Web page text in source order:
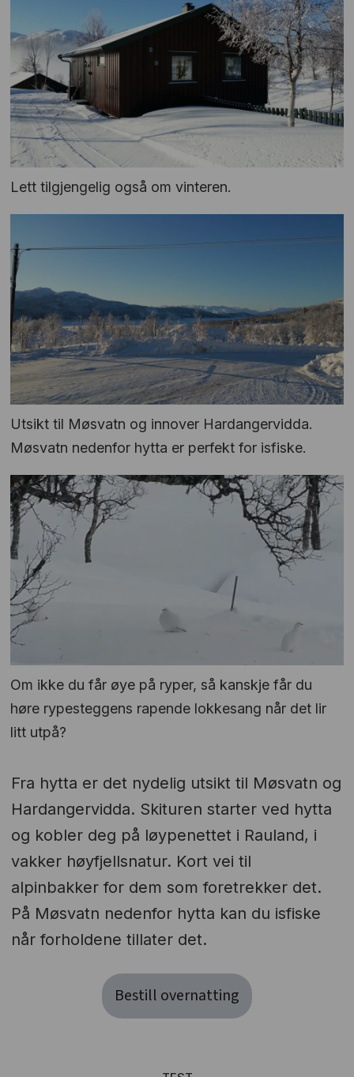
Lett tilgjengelig også om vinteren.
Utsikt til Møsvatn og innover Hardangervidda.
Møsvatn nedenfor hytta er perfekt for isfiske.
Om ikke du får øye på ryper, så kanskje får du
høre rypesteggens rapende lokkesang når det lir
litt utpå?
Fra hytta er det nydelig utsikt til Møsvatn og
Hardangervidda. Skituren starter ved hytta
og kobler deg på løypenettet i Rauland, i
vakker høyfjellsnatur. Kort vei til
alpinbakker for dem som foretrekker det.
På Møsvatn nedenfor hytta kan du isfiske
når forholdene tillater det.
Bestill overnatting